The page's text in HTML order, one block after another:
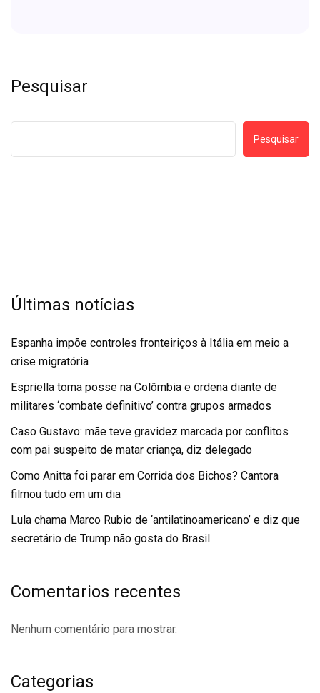
Pesquisar
Pesquisar
Últimas notícias
Espanha impõe controles fronteiriços à Itália em meio a
crise migratória
Espriella toma posse na Colômbia e ordena diante de
militares ‘combate definitivo’ contra grupos armados
Caso Gustavo: mãe teve gravidez marcada por conflitos
com pai suspeito de matar criança, diz delegado
Como Anitta foi parar em Corrida dos Bichos? Cantora
filmou tudo em um dia
Lula chama Marco Rubio de ‘antilatinoamericano’ e diz que
secretário de Trump não gosta do Brasil
Comentarios recentes
Nenhum comentário para mostrar.
Categorias